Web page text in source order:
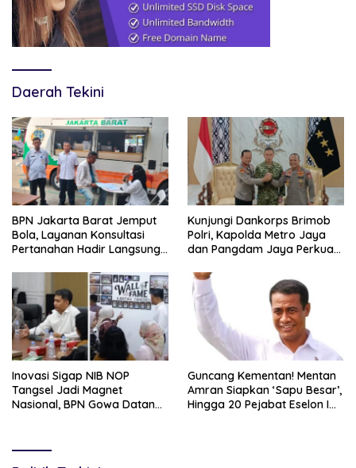
Daerah Tekini
BPN Jakarta Barat Jemput
Bola, Layanan Konsultasi
Pertanahan Hadir Langsung
Kunjungi Dankorps Brimob
Polri, Kapolda Metro Jaya
dan Pangdam Jaya Perkuat
Inovasi Sigap NIB NOP
Tangsel Jadi Magnet
Nasional, BPN Gowa Datang
Guncang Kementan! Mentan
Amran Siapkan ‘Sapu Besar’,
Hingga 20 Pejabat Eselon I